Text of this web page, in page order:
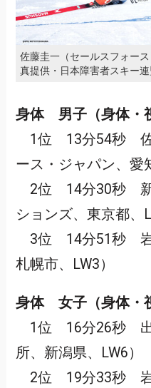
佐藤圭一（セールスフォー
真提供・日本障害者スキー連
身体 男子（身体・
1位 13分54秒 佐
ース・ジャパン、
2位 14分30秒 新
ションズ、東京都、
3位 14分51秒 岩
札幌市、LW3）
身体 女子（身体・
1位 16分26秒 出
所、新潟県、LW6）
2位 19分33秒 岩